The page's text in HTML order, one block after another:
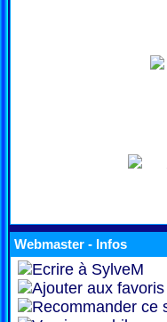
Webmaster - Infos